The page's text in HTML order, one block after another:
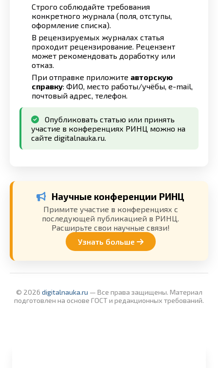
Строго соблюдайте требования
конкретного журнала (поля, отступы,
оформление списка).
В рецензируемых журналах статья
проходит рецензирование. Рецензент
может рекомендовать доработку или
отказ.
При отправке приложите авторскую
справку: ФИО, место работы/учёбы, e-mail,
почтовый адрес, телефон.
Опубликовать статью или принять
участие в конференциях РИНЦ можно на
сайте digitalnauka.ru.
Научные конференции РИНЦ
Примите участие в конференциях с
последующей публикацией в РИНЦ.
Расширьте свои научные связи!
Узнать больше
© 2026 digitalnauka.ru — Все права защищены. Материал
подготовлен на основе ГОСТ и редакционных требований.